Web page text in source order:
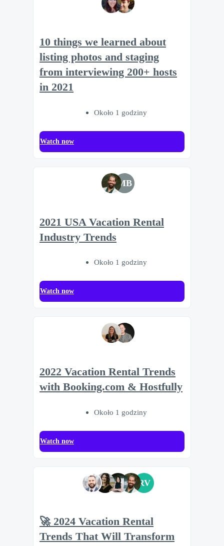
10 things we learned about
listing photos and staging
from interviewing 200+ hosts
in 2021
Około 1 godziny
Watch now
MB
2021 USA Vacation Rental
Industry Trends
Około 1 godziny
Watch now
2022 Vacation Rental Trends
with Booking.com & Hostfully
Około 1 godziny
Watch now
RV
🚀 2024 Vacation Rental
Trends That Will Transform